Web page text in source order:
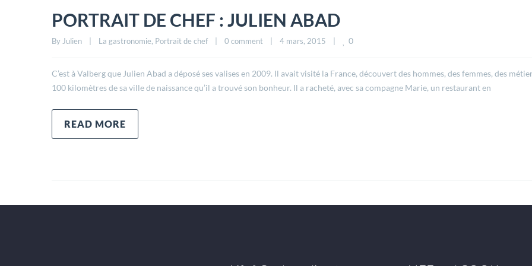
PORTRAIT DE CHEF : JULIEN ABAD
By Julien La gastronomie, Portrait de chef 0 comment 4 mars, 2015 0
C’est à Valberg que Julien Abad a déposé ses valises en 2009. Il avait visité la France, découvert des hommes, des femmes, des
100 kilomètres de sa ville de naissance qu’il a trouvé son bonheur. Il a racheté, avec sa compagne Marie, un restaurant en
READ MORE